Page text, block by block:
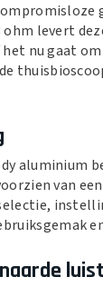
levert
nu gaat
aluminium
van